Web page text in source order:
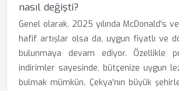
nasıl değişti?
Genel olarak, 2025 yılında McDonald's
hafif artışlar olsa da, uygun fiyatlı ve
bulunmaya devam ediyor. Özellikle
indirimler sayesinde, bütçenize uygun
bulmak mümkün. Çekya'nın büyük